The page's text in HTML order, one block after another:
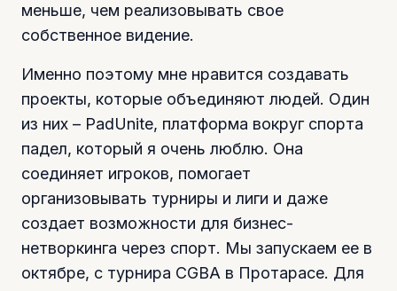
меньше, чем реализовывать свое
собственное видение.
Именно поэтому мне нравится создавать
проекты, которые объединяют людей. Один
из них – PadUnite, платформа вокруг спорта
падел, который я очень люблю. Она
соединяет игроков, помогает
организовывать турниры и лиги и даже
создает возможности для бизнес-
нетворкинга через спорт. Мы запускаем ее в
октябре, с турнира CGBA в Протарасе. Для